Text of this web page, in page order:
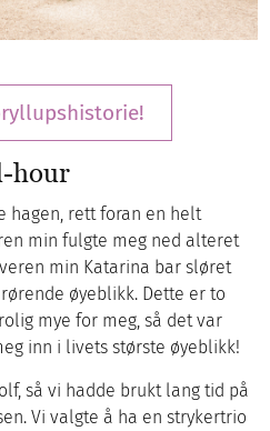
hour
hagen, rett foran en helt
min fulgte meg ned alteret
min Katarina bar sløret
øyeblikk. Dette er to
mye for meg, så det var
inn i livets største øyeblikk!
så vi hadde brukt lang tid på
Vi valgte å ha en strykertrio